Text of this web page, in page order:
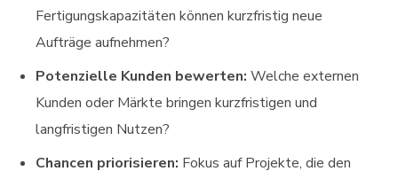
Fertigungskapazitäten können kurzfristig neue
Aufträge aufnehmen?
Potenzielle Kunden bewerten: Welche externen
Kunden oder Märkte bringen kurzfristigen und
langfristigen Nutzen?
Chancen priorisieren: Fokus auf Projekte, die den